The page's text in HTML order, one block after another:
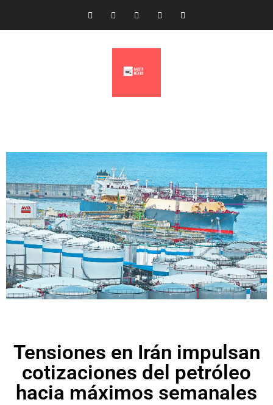
Tensiones en Irán impulsan
cotizaciones del petróleo
hacia máximos semanales